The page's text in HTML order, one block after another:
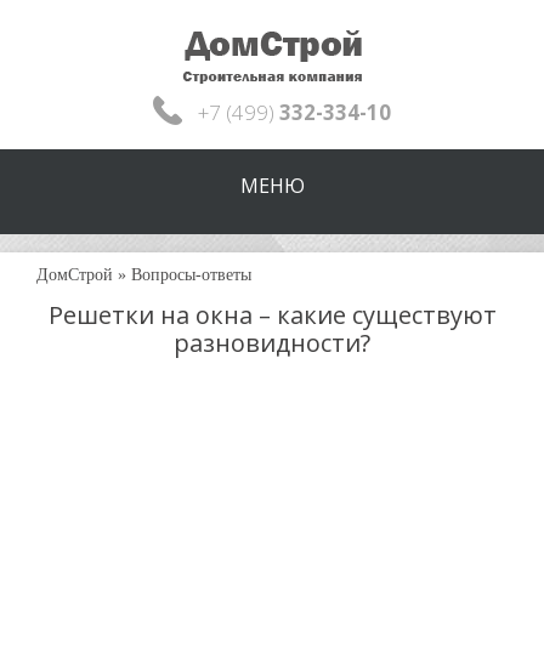
+7 (499) 332-334-10
МЕНЮ
ДомСтрой » Вопросы-ответы
Решетки на окна – какие существуют
разновидности?